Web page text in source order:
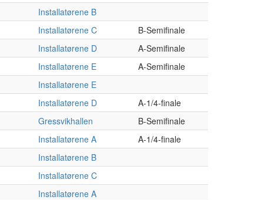
Installatørene B
Installatørene C
B-Semifinale
Installatørene D
A-Semifinale
Installatørene E
A-Semifinale
Installatørene E
Installatørene D
A-1/4-finale
Gressvikhallen
B-Semifinale
Installatørene A
A-1/4-finale
Installatørene B
Installatørene C
Installatørene A